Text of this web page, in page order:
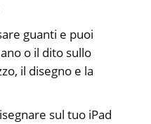
guanti e puoi
o il dito sullo
il disegno e la
sul tuo iPad